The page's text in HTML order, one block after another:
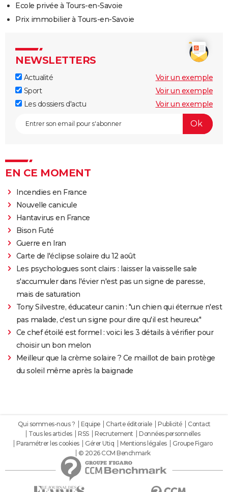
Ecole privée à Tours-en-Savoie
Prix immobilier à Tours-en-Savoie
NEWSLETTERS
Actualité
Voir un exemple
Sport
Voir un exemple
Les dossiers d'actu
Voir un exemple
EN CE MOMENT
Incendies en France
Nouvelle canicule
Hantavirus en France
Bison Futé
Guerre en Iran
Carte de l'éclipse solaire du 12 août
Les psychologues sont clairs : laisser la vaisselle sale
s'accumuler dans l'évier n'est pas un signe de paresse,
mais de saturation
Tony Silvestre, éducateur canin : "un chien qui éternue n'est
pas malade, c'est un signe pour dire qu'il est heureux"
Ce chef étoilé est formel : voici les 3 détails à vérifier pour
choisir un bon melon
Meilleur que la crème solaire ? Ce maillot de bain protège
du soleil même après la baignade
Qui sommes-nous ? Equipe Charte éditoriale Publicité
Contact
Tous les articles
RSS Recrutement
Données personnelles
Paramétrer les cookies
Gérer Utiq Mentions légales
Groupe Figaro
© 2026 CCM Benchmark